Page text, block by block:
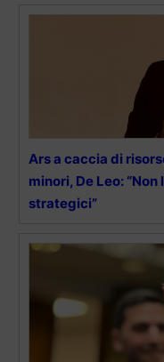
Ars a caccia di
minori, De Leo:
strategici”